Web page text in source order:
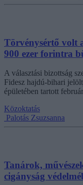
Törvénysértő volt
900 ezer forintra
A választási bizottság
Fidesz hajdú-bihari
épületében tartott
Közoktatás
Palotás Zsuzsanna
Tanárok,
cigányság